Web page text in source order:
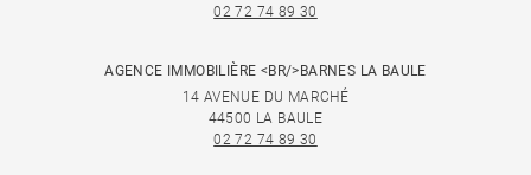
02 72 74 89 30
AGENCE IMMOBILIÈRE <BR/>BARNES LA BAULE
14 AVENUE DU MARCHÉ
44500 LA BAULE
02 72 74 89 30